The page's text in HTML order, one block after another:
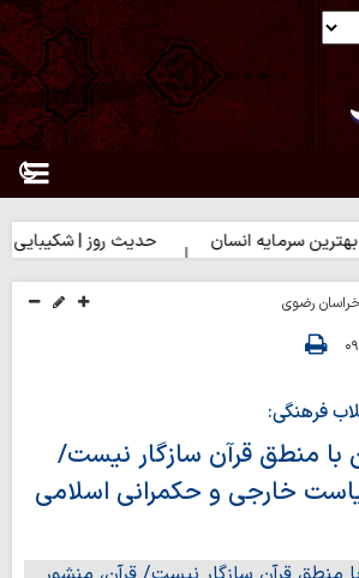
انسان حدیث روز | شکیبایی بر
خراسان رضوی
فرهنگی:
با منطق قرآن سازگار نیست/
خارجی و حکمرانی اسلامی